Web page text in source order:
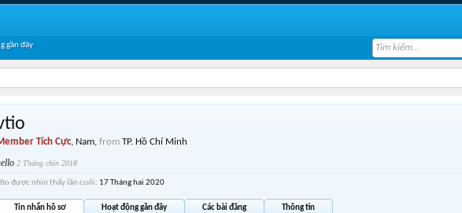
Tích Cực, Nam, from TP. Hồ Chí Minh
2 Tháng chín 2018
được nhìn thấy lần cuối: 17 Tháng hai 2020
Tin nhắn hồ sơ Hoạt động gần đây Các bài đăng Thông tin
gần đây